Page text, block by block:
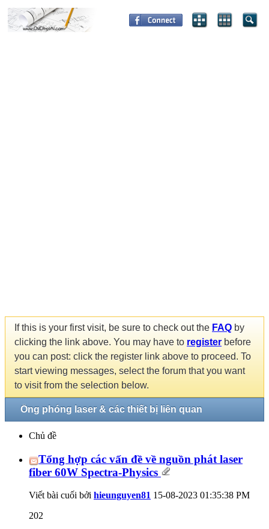
If this is your first visit, be sure to check out the FAQ by
clicking the link above. You may have to register before
you can post: click the register link above to proceed. To
start viewing messages, select the forum that you want
to visit from the selection below.
Ống phóng laser & các thiết bị liên quan
Chủ đề
Tổng hợp các vấn đề về nguồn phát laser
fiber 60W Spectra-Physics
Viết bài cuối bởi hieunguyen81 15-08-2023 01:35:38 PM
202